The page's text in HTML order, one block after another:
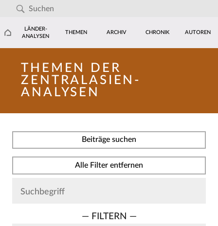
LÄNDER-
ANALYSEN
THEMEN ARCHIV CHRONIK AUTOREN
THEMEN DER
ZENTRALASIEN-
ANALYSEN
Beiträge suchen
Alle Filter entfernen
— FILTERN —